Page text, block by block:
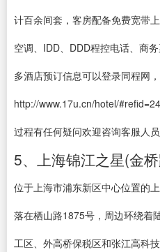
计百余间套，客房配备免费宽带
空调、IDD、DDD程控电话、商
多酒店预订信息可以登录同程网
http://www.17u.cn/hotel/
过程有任何疑问欢迎咨询客服人
5、上海锦江之星(金
位于上海市浦东新区中心位置的
落在栖山路1875号，周边环绕着
工区、外高桥保税区和张江高科